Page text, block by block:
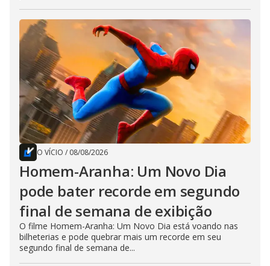
O VÍCIO / 08/08/2026
Homem-Aranha: Um Novo Dia
pode bater recorde em segundo
final de semana de exibição
O filme Homem-Aranha: Um Novo Dia está voando nas
bilheterias e pode quebrar mais um recorde em seu
segundo final de semana de...